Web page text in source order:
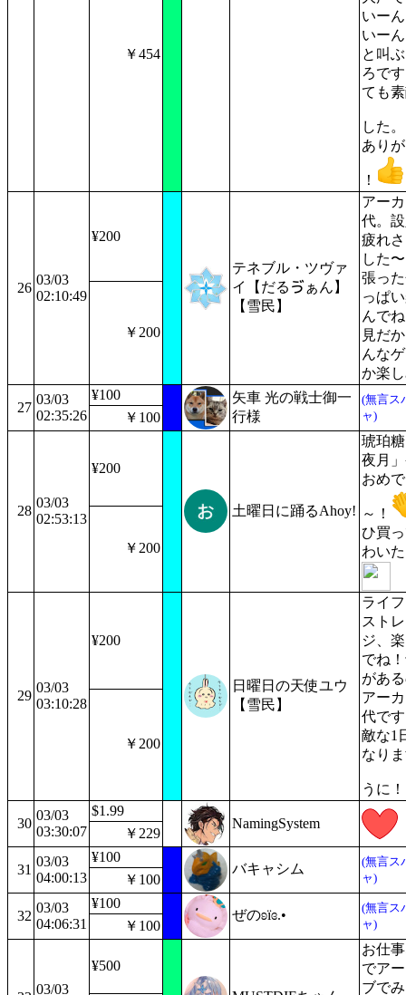
いー
いー
と叫
ろで
ても
した。
あり
！
￥454
26
03/03
02:10:49
¥200
テネブル・ツヴァ
イ【だるゔぁん】
【雪民】
アー
代。
疲れ
した
張っ
っぱ
んで
見だ
んな
か楽
￥200
27
03/03
02:35:26
¥100
矢車 光の戦士御一
行様
(無言ス
ャ)
￥100
28
03/03
02:53:13
¥200
土曜日に踊るAhoy!
琥珀
夜月
おめ
～！
ひ買
わい
￥200
29
03/03
03:10:28
¥200
日曜日の天使ユウ
【雪民】
ライ
スト
ジ、
でね
があ
アー
代で
敵な1
なり
うに！
￥200
30
03/03
03:30:07
$1.99
NamingSystem
￥229
31
03/03
04:00:13
¥100
バキャシム
(無言ス
ャ)
￥100
32
03/03
04:06:31
¥100
ぜのʚïɞ.•
(無言ス
ャ)
￥100
03/03
¥500
お仕
でア
ブで